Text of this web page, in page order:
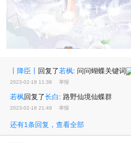
丨降臣丨 回复了若枫: 问问蝴蝶关键词
2023-02-18 11:38 举报
若枫回复了长白: 路野仙境仙蝶群
2023-02-18 21:49 举报
还有1条回复，查看全部